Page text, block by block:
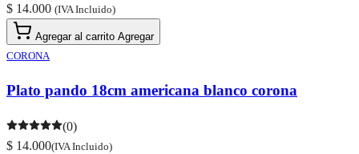
$ 14.000 (IVA Incluido)
Agregar al carrito Agregar
CORONA
Plato pando 18cm americana blanco corona
(0)
$ 14.000(IVA Incluido)